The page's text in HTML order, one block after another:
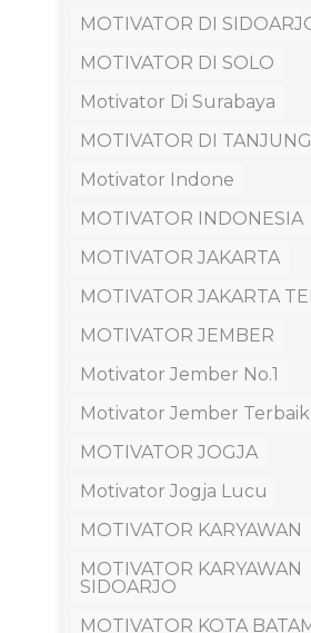
MOTIVATOR DI
MOTIVATOR DI SOLO
Motivator Di Surabaya
MOTIVATOR DI
Motivator Indone
MOTIVATOR INDONESIA
MOTIVATOR JAKARTA
MOTIVATOR JAKARTA
MOTIVATOR JEMBER
Motivator Jember No.1
Motivator Jember Terbaik
MOTIVATOR JOGJA
Motivator Jogja Lucu
MOTIVATOR KARYAWAN
MOTIVATOR KARYAWAN
SIDOARJO
MOTIVATOR KOTA